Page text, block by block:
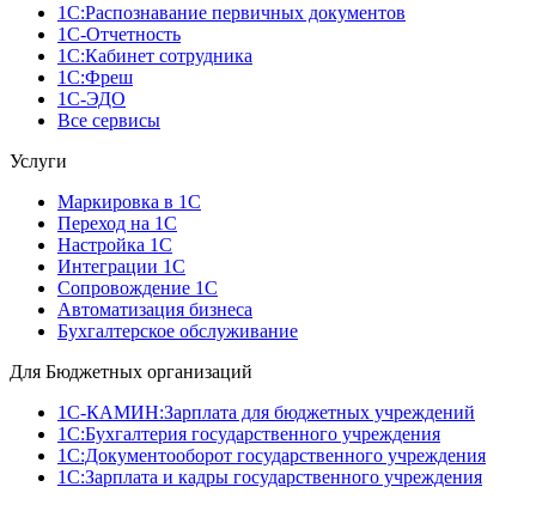
1С:Распознавание первичных документов
1С-Отчетность
1С:Кабинет сотрудника
1С:Фреш
1С-ЭДО
Все сервисы
Услуги
Маркировка в 1С
Переход на 1С
Настройка 1С
Интеграции 1С
Сопровождение 1С
Автоматизация бизнеса
Бухгалтерское обслуживание
Для Бюджетных организаций
1С-КАМИН:Зарплата для бюджетных учреждений
1С:Бухгалтерия государственного учреждения
1С:Документооборот государственного учреждения
1С:Зарплата и кадры государственного учреждения